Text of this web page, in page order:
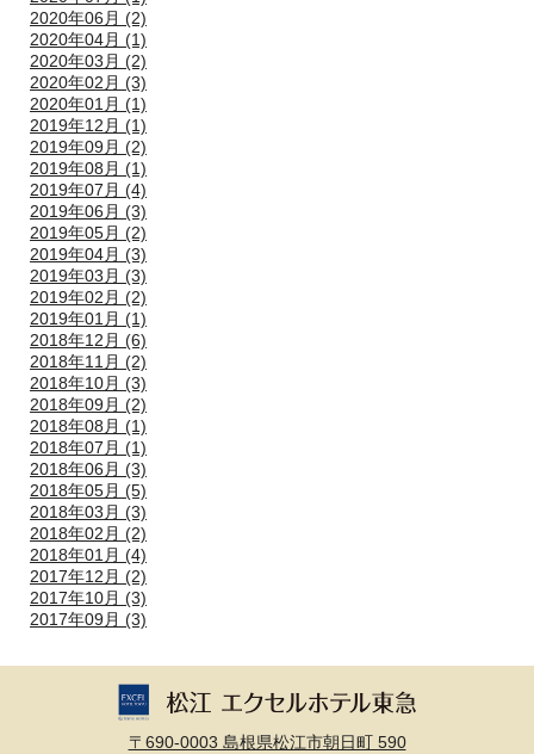
2020年06月 (2)
2020年04月 (1)
2020年03月 (2)
2020年02月 (3)
2020年01月 (1)
2019年12月 (1)
2019年09月 (2)
2019年08月 (1)
2019年07月 (4)
2019年06月 (3)
2019年05月 (2)
2019年04月 (3)
2019年03月 (3)
2019年02月 (2)
2019年01月 (1)
2018年12月 (6)
2018年11月 (2)
2018年10月 (3)
2018年09月 (2)
2018年08月 (1)
2018年07月 (1)
2018年06月 (3)
2018年05月 (5)
2018年03月 (3)
2018年02月 (2)
2018年01月 (4)
2017年12月 (2)
2017年10月 (3)
2017年09月 (3)
〒690-0003 島根県松江市朝日町 590